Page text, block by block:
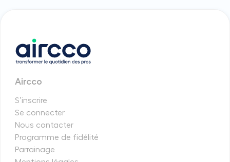
Aircco
S’inscrire
Se connecter
Nous contacter
Programme de fidélité
Parrainage